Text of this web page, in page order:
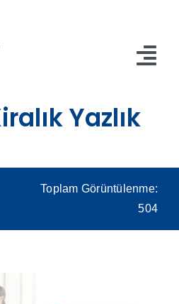
Anasayfa
Hizmetler
Yazlık
Toplam Görüntülenme:
504